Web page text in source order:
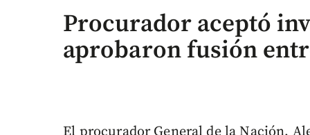
Procurador aceptó
aprobaron fusión